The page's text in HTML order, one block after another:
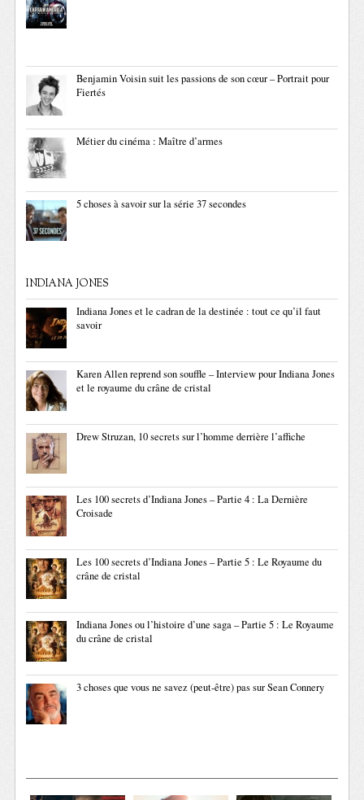
Benjamin Voisin suit les passions de son cœur – Portrait pour
Fiertés
Métier du cinéma : Maître d’armes
5 choses à savoir sur la série 37 secondes
INDIANA JONES
Indiana Jones et le cadran de la destinée : tout ce qu’il faut
savoir
Karen Allen reprend son souffle – Interview pour Indiana Jones
et le royaume du crâne de cristal
Drew Struzan, 10 secrets sur l’homme derrière l’affiche
Les 100 secrets d’Indiana Jones – Partie 4 : La Dernière
Croisade
Les 100 secrets d’Indiana Jones – Partie 5 : Le Royaume du
crâne de cristal
Indiana Jones ou l’histoire d’une saga – Partie 5 : Le Royaume
du crâne de cristal
3 choses que vous ne savez (peut-être) pas sur Sean Connery